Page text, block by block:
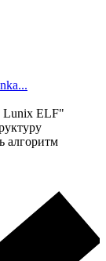
Lunix ELF"
алгоритм